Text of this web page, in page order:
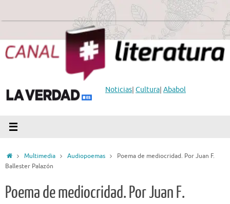
Noticias| Cultura| Ababol
InicioMultimedia Audiopoemas
Poema de mediocridad. Por Juan F.
Ballester Palazón
Poema de mediocridad. Por Juan F.